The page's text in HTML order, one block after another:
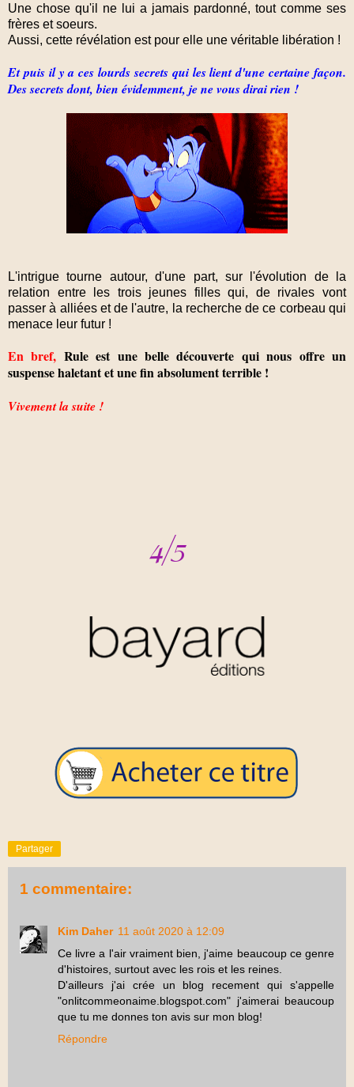
Une chose qu'il ne lui a jamais pardonné, tout comme ses
frères et soeurs.
Aussi, cette révélation est pour elle une véritable libération !
Et puis il y a ces lourds secrets qui les lient d'une certaine façon.
Des secrets dont, bien évidemment, je ne vous dirai rien !
L'intrigue tourne autour, d'une part, sur l'évolution de la
relation entre les trois jeunes filles qui, de rivales vont
passer à alliées et de l'autre, la recherche de ce corbeau qui
menace leur futur !
En bref, Rule est une belle découverte qui nous offre un
suspense haletant et une fin absolument terrible !
Vivement la suite !
Partager
1 commentaire:
Kim Daher 11 août 2020 à 12:09
Ce livre a l'air vraiment bien, j'aime beaucoup ce genre
d'histoires, surtout avec les rois et les reines.
D'ailleurs j'ai crée un blog recement qui s'appelle
"onlitcommeonaime.blogspot.com" j'aimerai beaucoup
que tu me donnes ton avis sur mon blog!
Répondre